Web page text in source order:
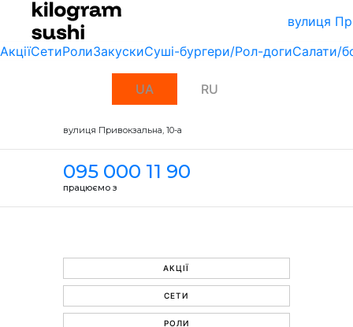
вулиця
АкціїСетиРолиЗакускиСуші-бургери/Рол-догиСалати/
UA RU
вулиця Привокзальна, 10-a
095 000 11 90
працюємо з
АКЦІЇ
СЕТИ
РОЛИ